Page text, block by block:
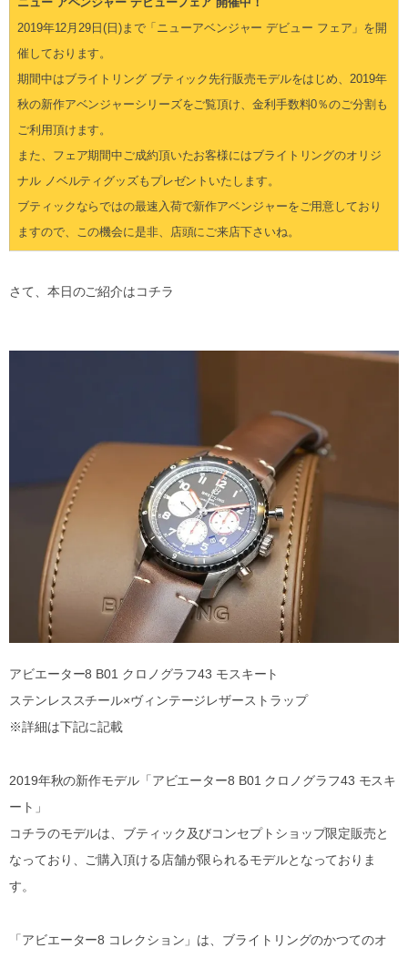
2019年12月29日(日)まで「ニューアベンジャー デビュー フェア」を開
催しております。
期間中はブライトリング ブティック先行販売モデルをはじめ、2019年
秋の新作アベンジャーシリーズをご覧頂け、金利手数料0％のご分割も
ご利用頂けます。
また、フェア期間中ご成約頂いたお客様にはブライトリングのオリジ
ナル ノベルティグッズもプレゼントいたします。
ブティックならではの最速入荷で新作アベンジャーをご用意しており
ますので、この機会に是非、店頭にご来店下さいね。
さて、本日のご紹介はコチラ
アビエーター8 B01 クロノグラフ43 モスキート
ステンレススチール×ヴィンテージレザーストラップ
※詳細は下記に記載
2019年秋の新作モデル「アビエーター8 B01 クロノグラフ43 モスキ
ート」
コチラのモデルは、ブティック及びコンセプトショップ限定販売と
なっており、ご購入頂ける店舗が限られるモデルとなっておりま
す。
「アビエーター8 コレクション」は、ブライトリングのかつてのオ